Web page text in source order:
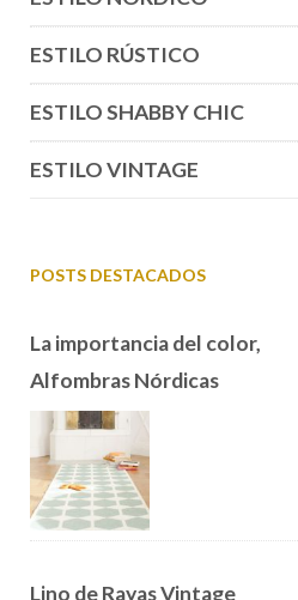
ESTILO RÚSTICO
ESTILO SHABBY CHIC
ESTILO VINTAGE
POSTS DESTACADOS
La importancia del color,
Alfombras Nórdicas
Lino de Rayas Vintage